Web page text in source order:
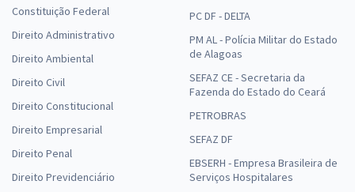
Constituição Federal
Direito Administrativo
Direito Ambiental
Direito Civil
Direito Constitucional
Direito Empresarial
Direito Penal
Direito Previdenciário
PC DF - DELTA
PM AL - Polícia Militar do Estado
de Alagoas
SEFAZ CE - Secretaria da
Fazenda do Estado do Ceará
PETROBRAS
SEFAZ DF
EBSERH - Empresa Brasileira de
Serviços Hospitalares